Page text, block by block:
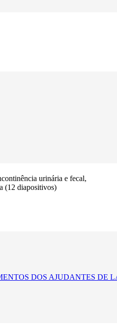
urinária e fecal,
(12 diapositivos)
DOS AJUDANTES DE